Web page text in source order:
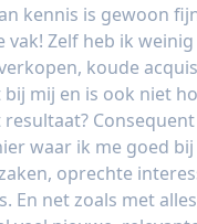
kennis is gewoon
vak! Zelf heb ik
koude
bij mij en is ook niet
resultaat?
waar ik me goed
oprechte
En net zoals met